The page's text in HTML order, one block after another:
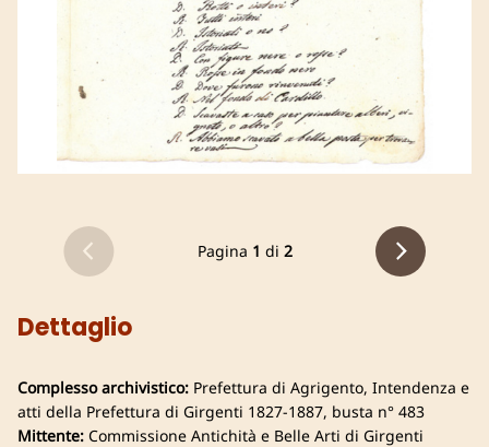
Pagina 1 di 2
Dettaglio
Complesso archivistico: Prefettura di Agrigento, Intendenza e
atti della Prefettura di Girgenti 1827-1887, busta n° 483
Mittente: Commissione Antichità e Belle Arti di Girgenti